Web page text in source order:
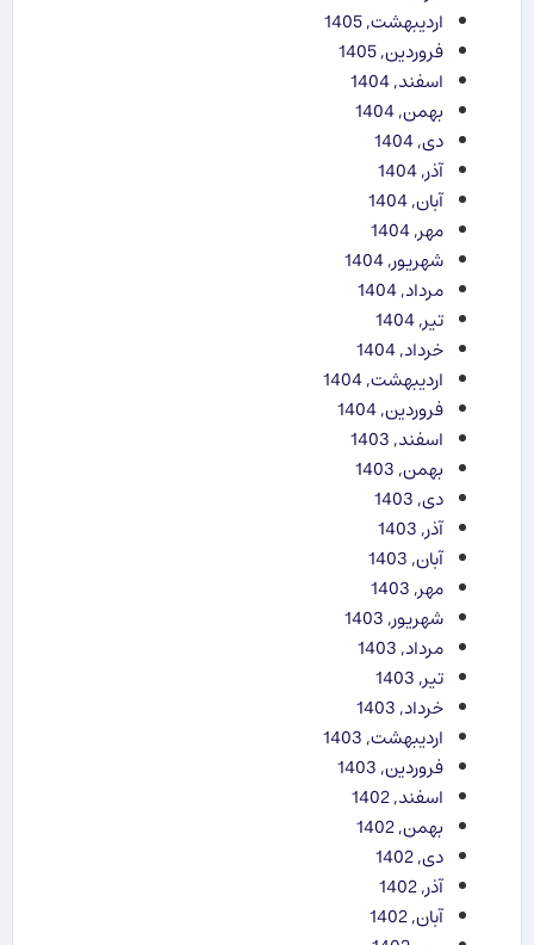
اردیبهشت, 1405
فروردین, 1405
اسفند, 1404
بهمن, 1404
دی, 1404
آذر, 1404
آبان, 1404
مهر, 1404
شهریور, 1404
مرداد, 1404
تیر, 1404
خرداد, 1404
اردیبهشت, 1404
فروردین, 1404
اسفند, 1403
بهمن, 1403
دی, 1403
آذر, 1403
آبان, 1403
مهر, 1403
شهریور, 1403
مرداد, 1403
تیر, 1403
خرداد, 1403
اردیبهشت, 1403
فروردین, 1403
اسفند, 1402
بهمن, 1402
دی, 1402
آذر, 1402
آبان, 1402